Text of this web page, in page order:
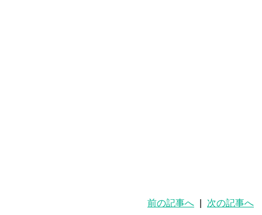
前の記事へ 次の記事へ